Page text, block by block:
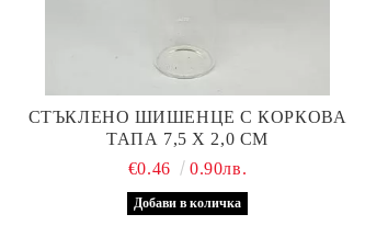
СТЪКЛЕНО ШИШЕНЦЕ С КОРКОВА
ТАПА 7,5 Х 2,0 СМ
€0.46
0.90лв.